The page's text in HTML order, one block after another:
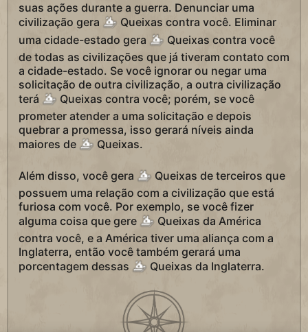
suas ações durante a guerra. Denunciar uma
civilização gera
Queixas contra você. Eliminar
uma cidade-estado gera
Queixas contra você
de todas as civilizações que já tiveram contato com
a cidade-estado. Se você ignorar ou negar uma
solicitação de outra civilização, a outra civilização
terá
Queixas contra você; porém, se você
prometer atender a uma solicitação e depois
quebrar a promessa, isso gerará níveis ainda
maiores de
Queixas.
Além disso, você gera
Queixas de terceiros que
possuem uma relação com a civilização que está
furiosa com você. Por exemplo, se você fizer
alguma coisa que gere
Queixas da América
contra você, e a América tiver uma aliança com a
Inglaterra, então você também gerará uma
porcentagem dessas
Queixas da Inglaterra.